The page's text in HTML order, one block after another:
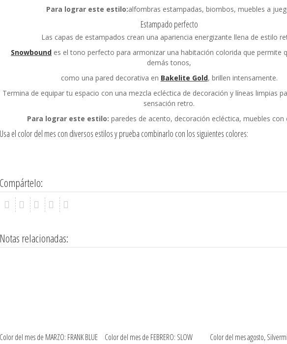
Para lograr este estilo:alfombras estampadas, biombos, muebles a
Estampado perfecto
Las capas de estampados crean una apariencia energizante llena de estilo
Snowbound es el tono perfecto para armonizar una habitación colorida que permite
demás tonos,
como una pared decorativa en Bakelite Gold, brillen intensamente.
Termina de equipar tu espacio con una mezcla ecléctica de decoración y líneas limpias
sensación retro.
Para lograr este estilo: paredes de acento, decoración ecléctica, muebles con
Usa el color del mes con diversos estilos yprueba combinarlo con los siguientes colores:
Compártelo:
Notas relacionadas:
Color del mes de MARZO: FRANK BLUE
Color del mes de FEBRERO: SLOW
Color del mes agosto,